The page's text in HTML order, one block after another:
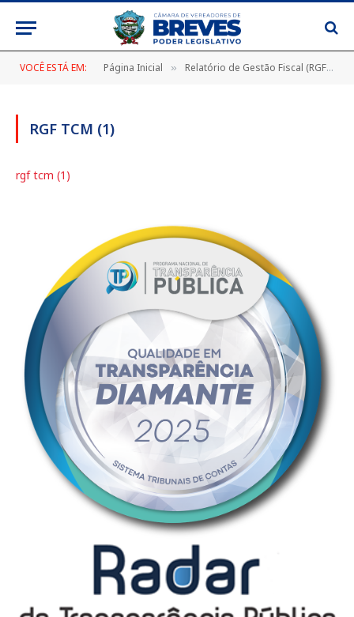
VOCÊ ESTÁ EM: Página Inicial » Relatório de Gestão Fiscal (RGF)
RGF TCM (1)
rgf tcm (1)